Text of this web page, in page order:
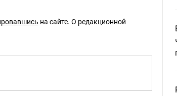
на сайте. О редакционной